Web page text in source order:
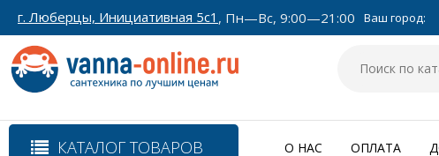
г. Люберцы, Инициативная 5с1 , Пн—Вс, 9:00—21:00 Ваш город:
КАТАЛОГ ТОВАРОВ О НАС ОПЛАТА